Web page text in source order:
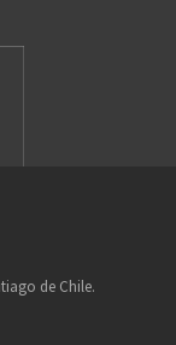
de Chile.